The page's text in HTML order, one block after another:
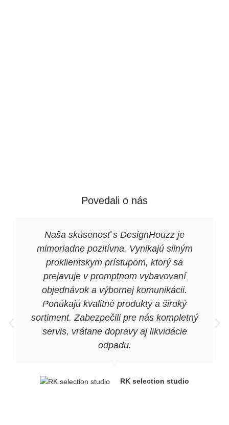
Povedali o nás
Naša skúsenosť s DesignHouzz je
mimoriadne pozitívna. Vynikajú silným
proklientskym prístupom, ktorý sa
prejavuje v promptnom vybavovaní
objednávok a výbornej komunikácii.
Ponúkajú kvalitné produkty a široký
sortiment. Zabezpečili pre nás kompletný
servis, vrátane dopravy aj likvidácie
odpadu.
RK selection studio